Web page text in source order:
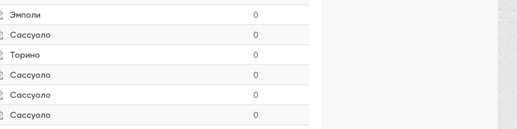
Эмполи 0
Сассуоло 0
Торино 0
Сассуоло 0
Сассуоло 0
Сассуоло 0